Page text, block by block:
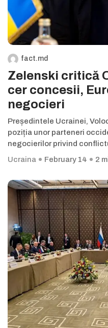
fact.md
Zelenski critică
cer concesii,
negocieri
Președintele Ucrainei,
poziția unor parteneri
negocierilor privind
Ucraina
February 14 2